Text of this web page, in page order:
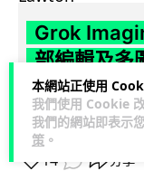
本網站正使用
我們使用 Cookie
我們的網站即表示
策 。
Grok
部編輯及多
Elon Musk 旗下
Image 2.0 模型，
14 分享